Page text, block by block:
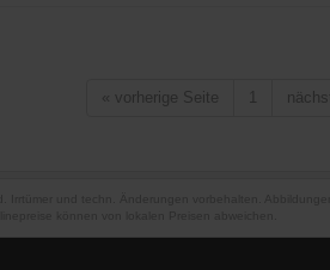
vorherige Seite 1